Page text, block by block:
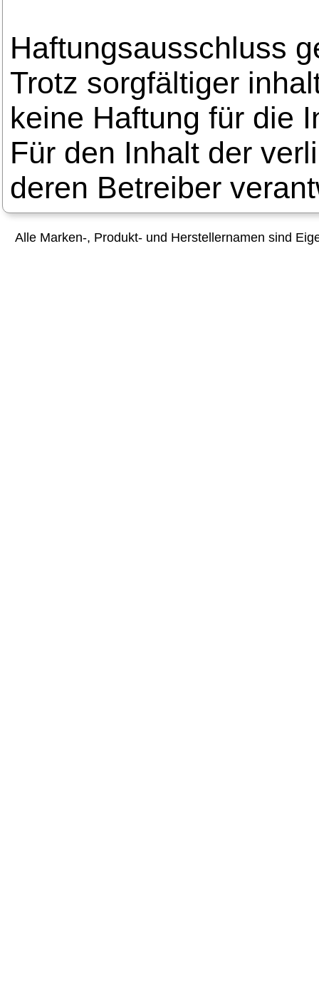
Haftungsausschluss
Trotz sorgfältiger
keine Haftung für die
Für den Inhalt der
deren Betreiber
Alle Marken-, Produkt- und Herstellernamen sind